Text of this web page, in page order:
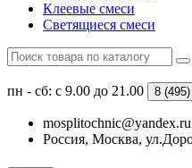
Клеевые смеси
Светящиеся смеси
пн - сб: с 9.00 до 21.00 8 (495)
mosplitochnic@yandex.ru
Россия, Москва,